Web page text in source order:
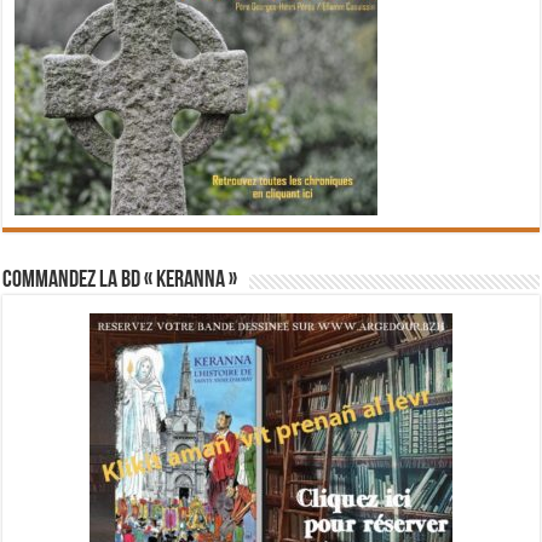
Commandez la BD « Keranna »